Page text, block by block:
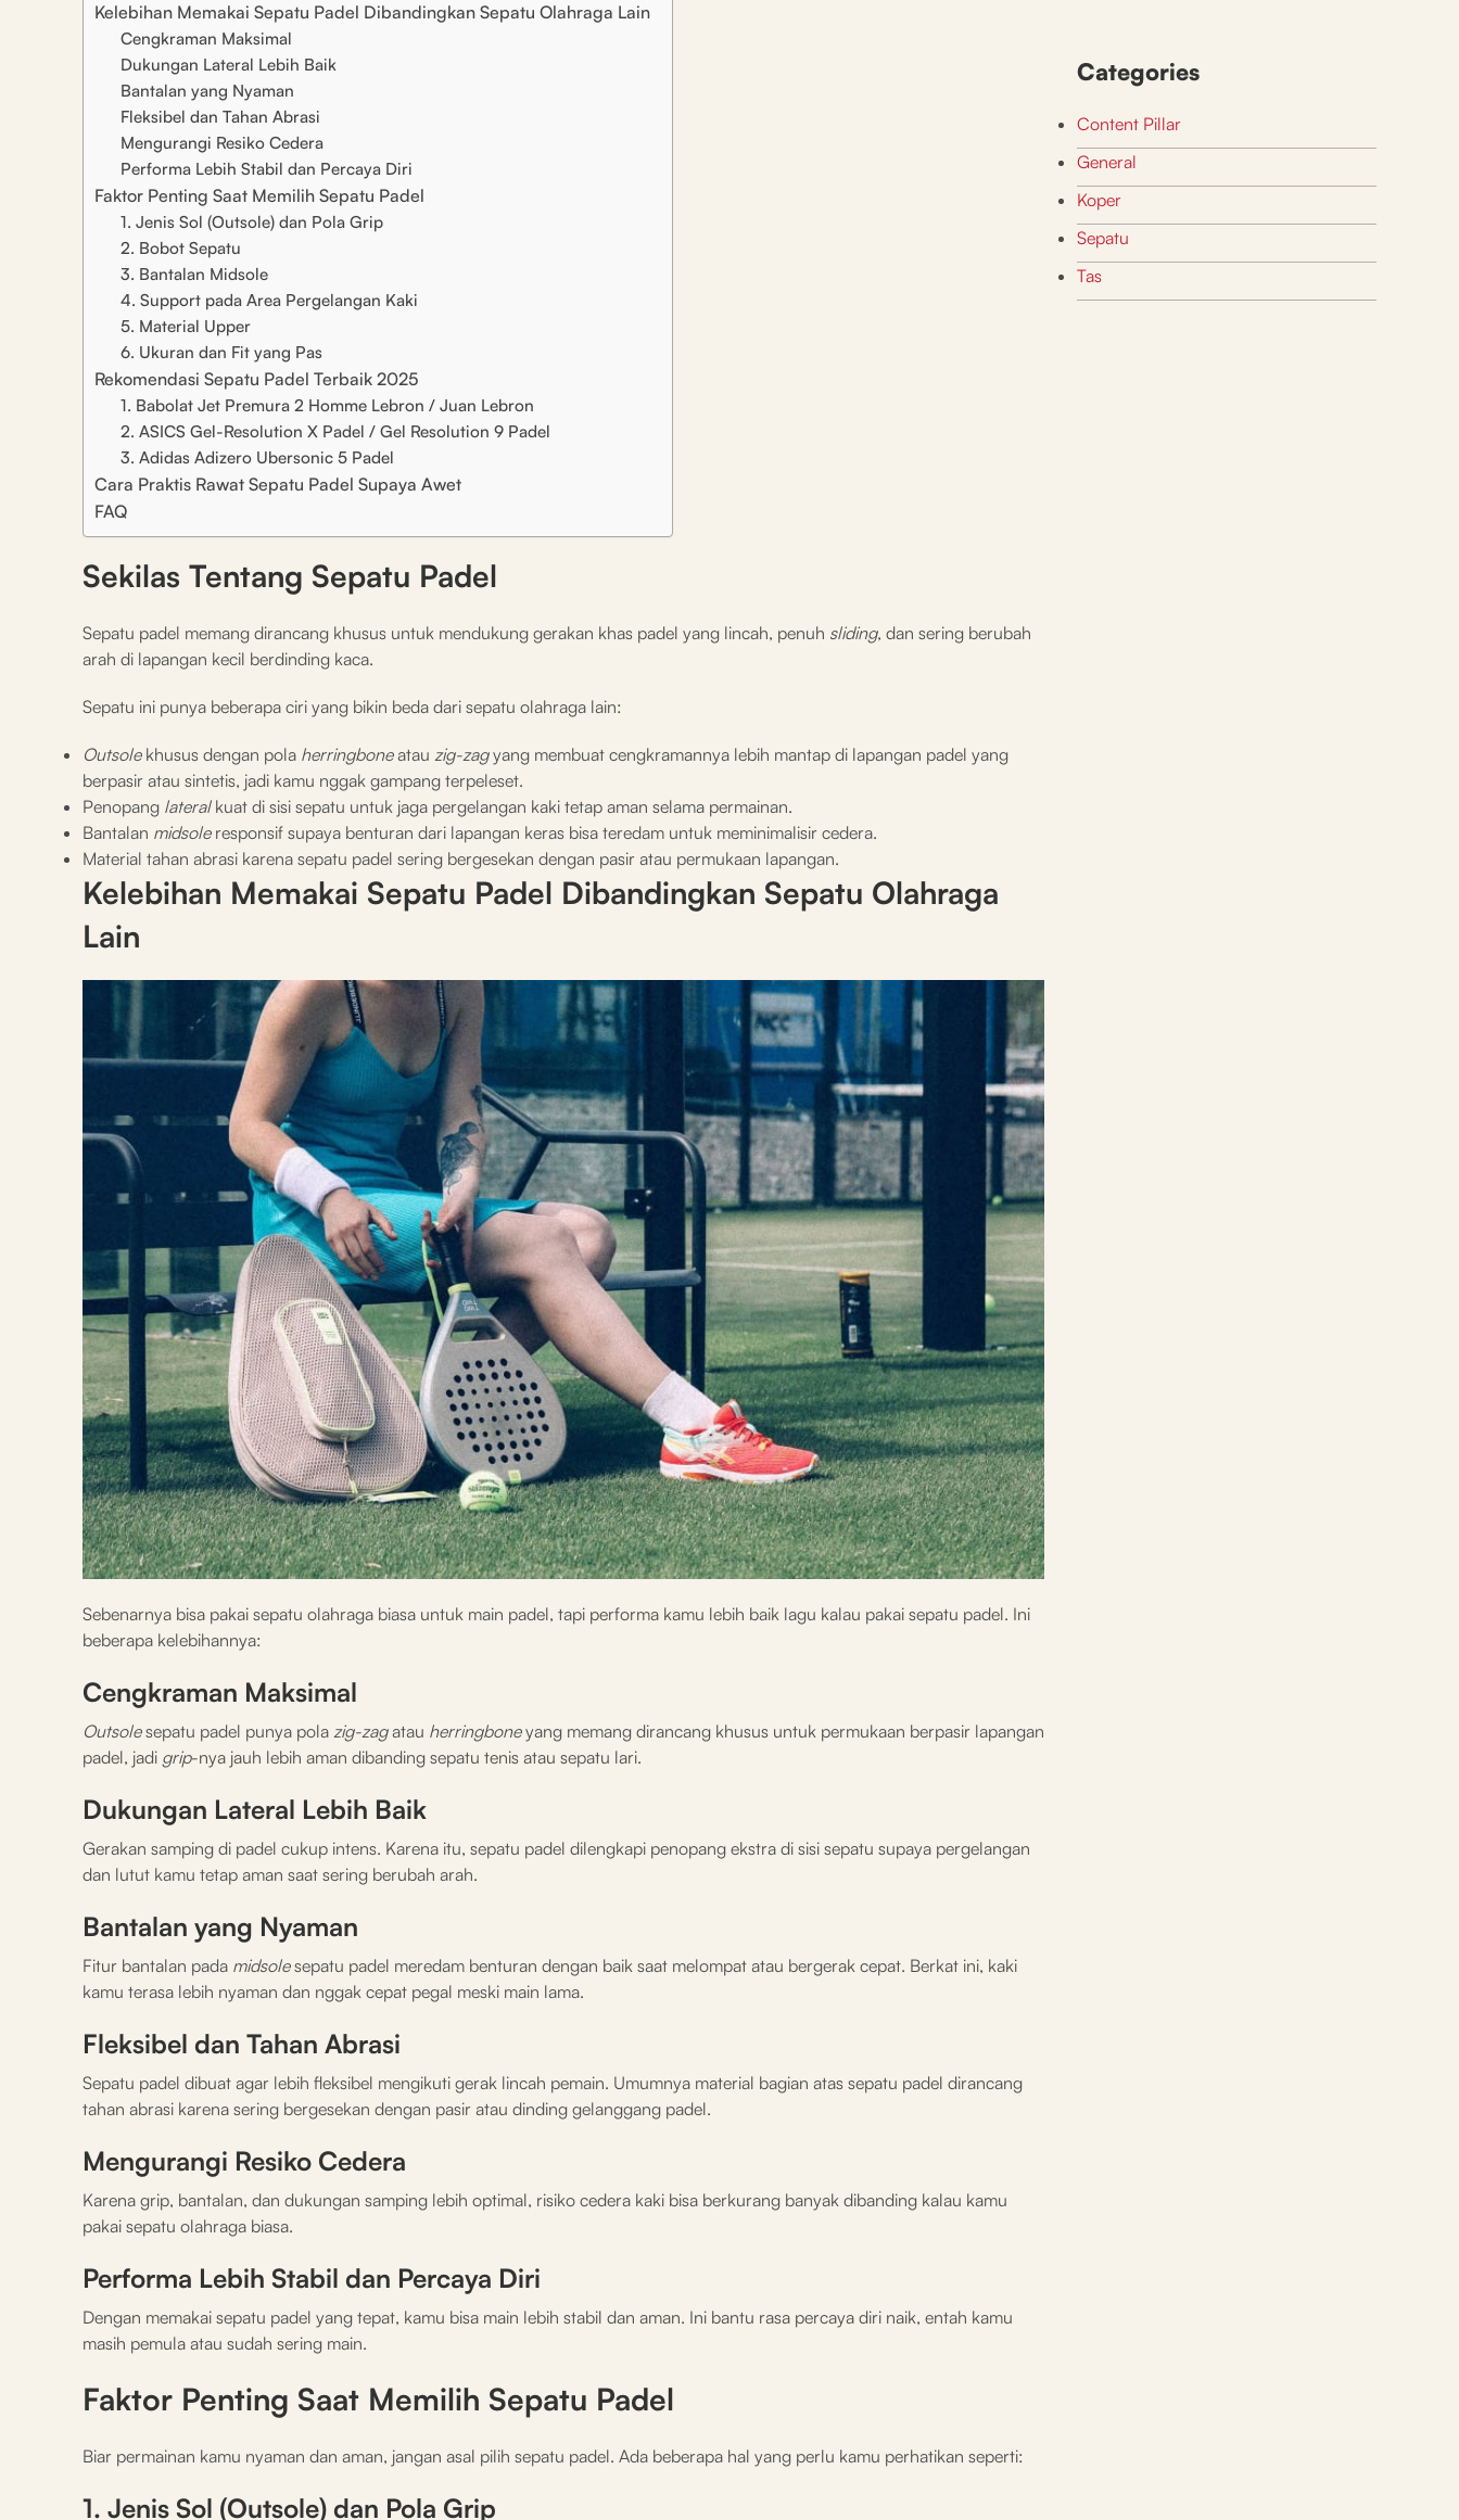
Kelebihan Memakai Sepatu Padel Dibandingkan Sepatu Olahraga Lain
Cengkraman Maksimal
Dukungan Lateral Lebih Baik
Bantalan yang Nyaman
Fleksibel dan Tahan Abrasi
Mengurangi Resiko Cedera
Performa Lebih Stabil dan Percaya Diri
Faktor Penting Saat Memilih Sepatu Padel
1. Jenis Sol (Outsole) dan Pola Grip
2. Bobot Sepatu
3. Bantalan Midsole
4. Support pada Area Pergelangan Kaki
5. Material Upper
6. Ukuran dan Fit yang Pas
Rekomendasi Sepatu Padel Terbaik 2025
1. Babolat Jet Premura 2 Homme Lebron / Juan Lebron
2. ASICS Gel-Resolution X Padel / Gel Resolution 9 Padel
3. Adidas Adizero Ubersonic 5 Padel
Cara Praktis Rawat Sepatu Padel Supaya Awet
FAQ
Sekilas Tentang Sepatu Padel
Sepatu padel memang dirancang khusus untuk mendukung gerakan khas padel yang lincah, penuh sliding, dan sering berubah
arah di lapangan kecil berdinding kaca.
Sepatu ini punya beberapa ciri yang bikin beda dari sepatu olahraga lain:
Outsole khusus dengan pola herringboneatau zig-zagyang membuat cengkramannya lebih mantap di lapangan padel yang
berpasir atau sintetis, jadi kamu nggak gampang terpeleset.
Penopang lateral kuat di sisi sepatu untuk jaga pergelangan kaki tetap aman selama permainan.
Bantalan midsole responsif supaya benturan dari lapangan keras bisa teredam untuk meminimalisir cedera.
Material tahan abrasi karena sepatu padel sering bergesekan dengan pasir atau permukaan lapangan.
Kelebihan Memakai Sepatu Padel Dibandingkan Sepatu Olahraga
Lain
Sebenarnya bisa pakai sepatu olahraga biasa untuk main padel, tapi performa kamu lebih baik lagu kalau pakai sepatu padel. Ini
beberapa kelebihannya:
Cengkraman Maksimal
Outsolesepatu padel punya pola zig-zagatau herringboneyang memang dirancang khusus untuk permukaan berpasir lapangan
padel, jadi grip-nya jauh lebih aman dibanding sepatu tenis atau sepatu lari.
Dukungan Lateral Lebih Baik
Gerakan samping di padel cukup intens. Karena itu, sepatu padel dilengkapi penopang ekstra di sisi sepatu supaya pergelangan
dan lutut kamu tetap aman saat sering berubah arah.
Bantalan yang Nyaman
Fitur bantalan pada midsolesepatu padel meredam benturan dengan baik saat melompat atau bergerak cepat. Berkat ini, kaki
kamu terasa lebih nyaman dan nggak cepat pegal meski main lama.
Fleksibel dan Tahan Abrasi
Sepatu padel dibuat agar lebih fleksibel mengikuti gerak lincah pemain. Umumnya material bagian atas sepatu padel dirancang
tahan abrasi karena sering bergesekan dengan pasir atau dinding gelanggang padel.
Mengurangi Resiko Cedera
Karena grip, bantalan, dan dukungan samping lebih optimal, risiko cedera kaki bisa berkurang banyak dibanding kalau kamu
pakai sepatu olahraga biasa.
Performa Lebih Stabil dan Percaya Diri
Dengan memakai sepatu padel yang tepat, kamu bisa main lebih stabil dan aman. Ini bantu rasa percaya diri naik, entah kamu
masih pemula atau sudah sering main.
Faktor Penting Saat Memilih Sepatu Padel
Biar permainan kamu nyaman dan aman, jangan asal pilih sepatu padel. Ada beberapa hal yang perlu kamu perhatikan seperti:
1. Jenis Sol (Outsole) dan Pola Grip
Categories
Content Pillar
General
Koper
Sepatu
Tas